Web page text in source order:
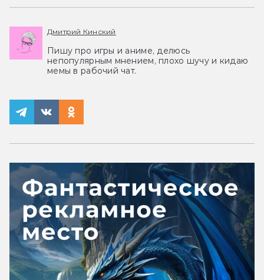
Дмитрий Кинский
Пишу про игры и аниме, делюсь
непопулярным мнением, плохо шучу и кидаю
мемы в рабочий чат.